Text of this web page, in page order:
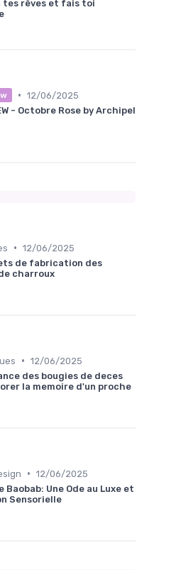
tes rêves et fais toi
• 12/06/2025
- Octobre Rose by Archipel
• 12/06/2025
de fabrication des
charroux
• 12/06/2025
des bougies de deces
la memoire d'un proche
• 12/06/2025
Baobab: Une Ode au Luxe et
Sensorielle